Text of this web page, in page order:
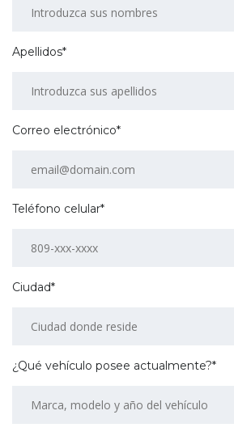
Apellidos*
Correo electrónico*
Teléfono celular*
Ciudad*
¿Qué vehículo posee actualmente?*